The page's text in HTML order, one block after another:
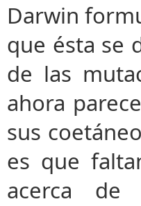
Darwin
que ésta se
de las
ahora
sus
es que
acerca de